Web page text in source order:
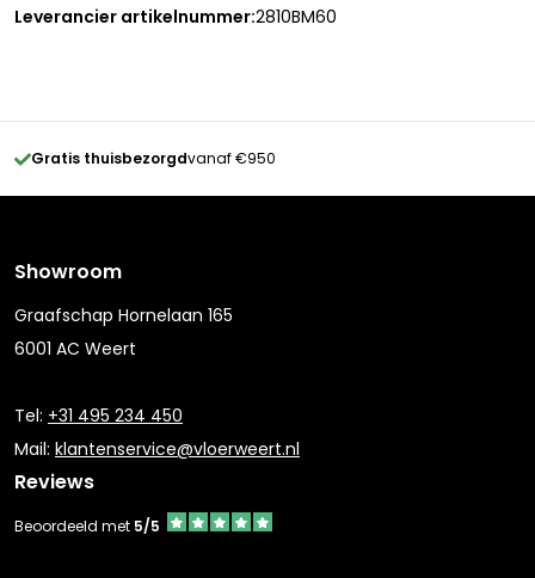
Leverancier artikelnummer:2810BM60
Gratis thuisbezorgdvanaf €950
Showroom
Graafschap Hornelaan 165
6001 AC Weert
Tel: +31 495 234 450
Mail: klantenservice@vloerweert.nl
Reviews
Beoordeeld met 5/5